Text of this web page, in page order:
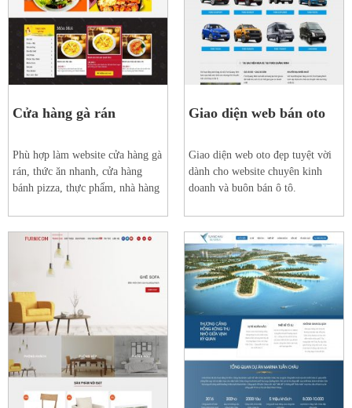
Cửa hàng gà rán
Phù hợp làm website cửa hàng gà
rán, thức ăn nhanh, cửa hàng
bánh pizza, thực phẩm, nhà hàng
Giao diện web bán oto
Giao diện web oto đẹp tuyệt vời
dành cho website chuyên kinh
doanh và buôn bán ô tô.
Chi tiết